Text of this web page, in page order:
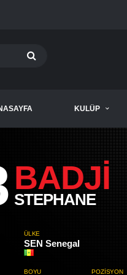
KULÜP
BADJI
STEPHANE
ÜLKE
SEN Senegal
BOYU POZISYON